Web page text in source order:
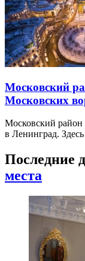
Московский
Московских
Московский
в Ленинград.
Последние
места